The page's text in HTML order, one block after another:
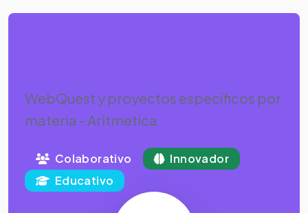
WebQuest y proyectos específicos por
materia - Aritmetica
Colaborativo
Innovador
Educativo